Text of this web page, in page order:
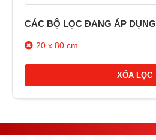
CÁC BỘ LỌC ĐANG ÁP DỤNG
20 x 80 cm
XÓA LỌC